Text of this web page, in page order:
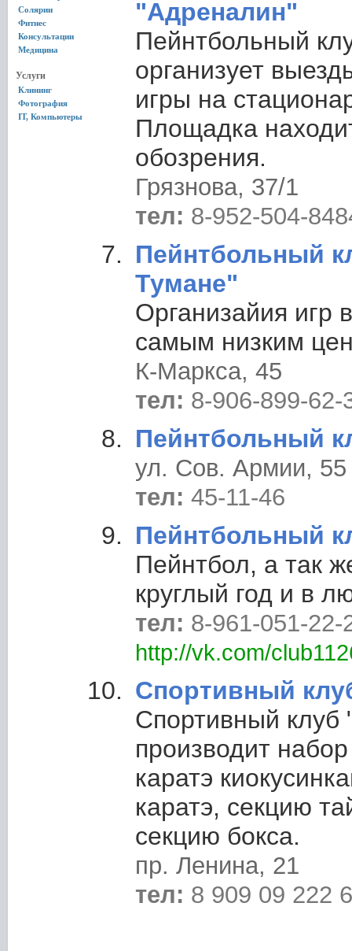
Солярии
Фитнес
Консультации
Медицина
Услуги
Клининг
Фотография
IT, Компьютеры
"Адреналин"
Пейнтбольный
организует
игры на
Площадка
обозрения.
Грязнова, 37/1
тел: 8-952-504-
Пейнтбольный
Тумане"
Организайия игр
самым низким
К-Маркса, 45
тел: 8-906-899-62-
Пейнтбольный
ул. Сов. Армии, 55
тел: 45-11-46
Пейнтбольный
Пейнтбол, а так
круглый год и в
тел: 8-961-051-22-
http://vk.com/
Спортивный
Спортивный
производит
каратэ
каратэ, секцию
секцию бокса.
пр. Ленина, 21
тел: 8 909 09 222